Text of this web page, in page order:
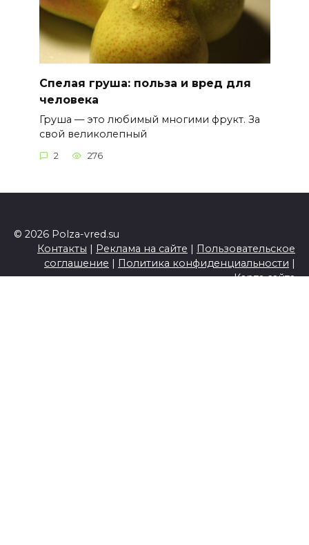
Спелая груша: польза и вред для
человека
Груша — это любимый многими фрукт. За
свой великолепный
2 276
© 2026 Polza-vred.su
Контакты | Реклама на сайте | Пользовательское
соглашение | Политика конфиденциальности |
Карта сайта